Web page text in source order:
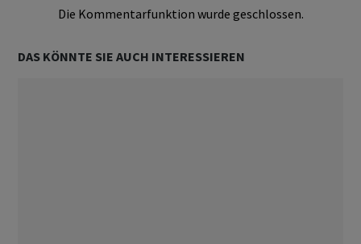
Die Kommentarfunktion wurde geschlossen.
DAS KÖNNTE SIE AUCH INTERESSIEREN